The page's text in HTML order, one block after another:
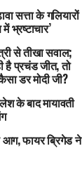
सत्ता के गलियारों
भ्रष्टाचार’
से तीखा सवाल;
है प्रचंड जीत, तो
डर मोदी जी?
के बाद मायावती
आग, फायर ब्रिगेड ने